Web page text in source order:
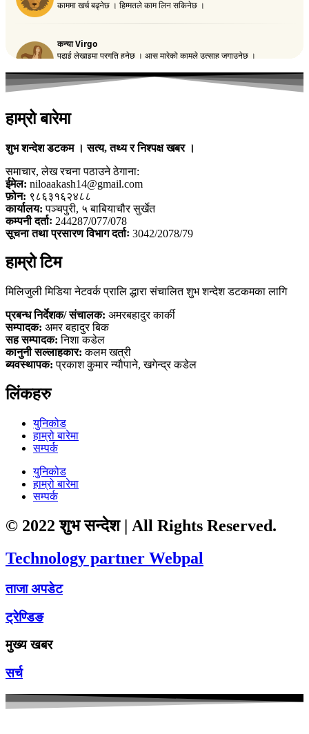
हाम्रो बारेमा
शुभ शन्देश डटकम । सत्य, तथ्य र निश्पक्ष खबर ।
समाचार, लेख रचना पठाउने ठेगाना:
ईमेल: niloaakash14@gmail.com
फ़ोन: ९८६३१६२४८८
कार्यालय: पञ्चपुरी, ५ बाबियाचौर सुर्खेत
कम्पनी दर्ताः 244287/077/078
सूचना तथा प्रसारण विभाग दर्ताः 3042/2078/79
हाम्रो टिम
मिलिजुली मिडिया नेटवर्क प्रालि द्धारा संचालित शुभ शन्देश डटकमका लागि
प्रबन्ध निर्देशक/ संचालक: अमरबहादुर कार्की
सम्पादक: अमर बहादुर बिक
सह सम्पादक: निशा कडेल
कानुनी सल्लाहकार: कलम खत्री
ब्यवस्थापक:प्रकाश कुमार न्याैपाने, खगेन्द्र कडेल
लिंकहरु
युनिकोड
हाम्रो बारेमा
सम्पर्क
युनिकोड
हाम्रो बारेमा
सम्पर्क
© 2022 शुभ सन्देश | All Rights Reserved.
Technology partner Webpal
ताजा अपडेट
ट्रेण्डिङ
मुख्य खबर
सर्च